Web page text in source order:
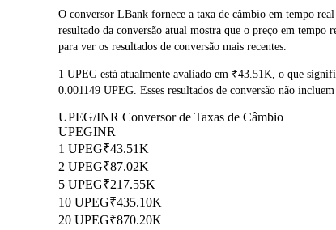
O conversor LBank fornece a taxa de câmbio em tempo
resultado da conversão atual mostra que o preço em tempo
para ver os resultados de conversão mais recentes.
1 UPEG está atualmente avaliado em ₹43.51K, o que
0.001149 UPEG. Esses resultados de conversão não
UPEG/INR Conversor de Taxas de Câmbio
UPEGINR
1 UPEG₹43.51K
2 UPEG₹87.02K
5 UPEG₹217.55K
10 UPEG₹435.10K
20 UPEG₹870.20K